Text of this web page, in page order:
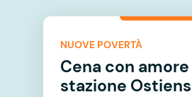
NUOVE POVERTÀ
Cena con amore
stazione